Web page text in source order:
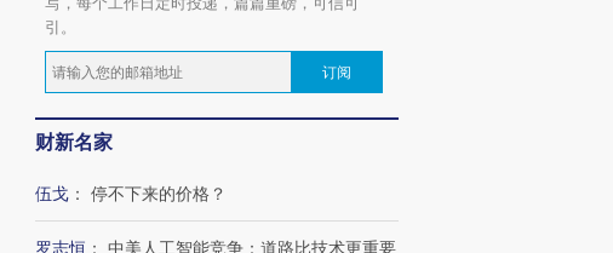
引。
订阅
财新名家
伍戈 ： 停不下来的价格？
罗志恒 ： 中美人工智能竞争：道路比技术更重要